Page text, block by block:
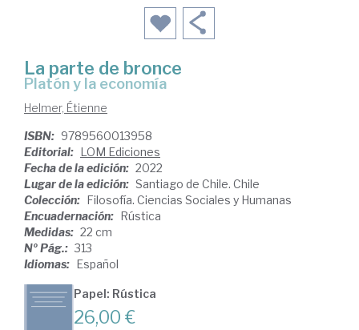
La parte de bronce
Platón y la economía
Helmer, Étienne
ISBN: 9789560013958
Editorial: LOM Ediciones
Fecha de la edición: 2022
Lugar de la edición: Santiago de Chile. Chile
Colección: Filosofía. Ciencias Sociales y Humanas
Encuadernación: Rústica
Medidas: 22 cm
Nº Pág.: 313
Idiomas: Español
Papel: Rústica
26,00 €